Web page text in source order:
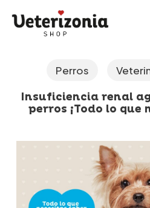
Perros
Insuficiencia renal
perros ¡Todo lo que